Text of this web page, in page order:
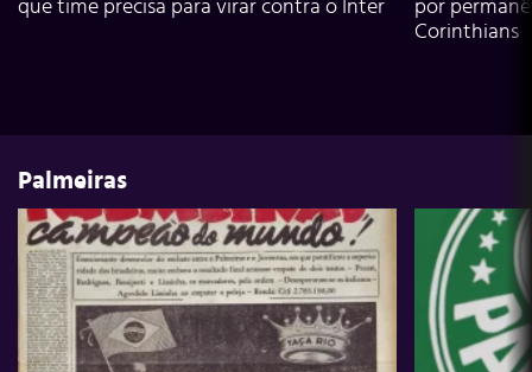
que time precisa para virar contra o Inter
por
Corinthians
Palmeiras